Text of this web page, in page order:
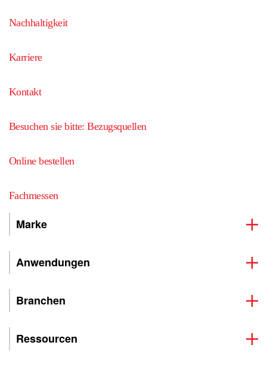
Nachhaltigkeit
Karriere
Kontakt
Besuchen sie bitte: Bezugsquellen
Online bestellen
Fachmessen
Marke
Anwendungen
Branchen
Ressourcen